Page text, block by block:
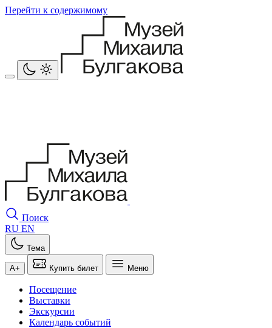
Перейти к содержимому
Поиск
RU EN
Тема
A+ Купить билет Меню
Посещение
Выставки
Экскурсии
Календарь событий